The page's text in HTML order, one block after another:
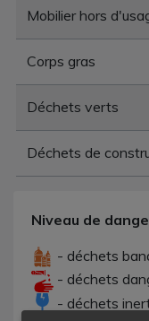
Mobilier hors
Corps gras
Déchets verts
Déchets de
Niveau de
- déchets
- déchets
- déchets